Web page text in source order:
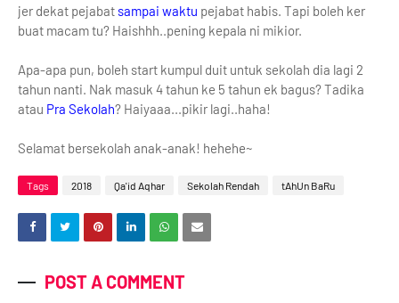
jer dekat pejabat sampai waktu pejabat habis. Tapi boleh ker
buat macam tu? Haishhh..pening kepala ni mikior.
Apa-apa pun, boleh start kumpul duit untuk sekolah dia lagi 2
tahun nanti. Nak masuk 4 tahun ke 5 tahun ek bagus? Tadika
atau Pra Sekolah? Haiyaaa...pikir lagi..haha!
Selamat bersekolah anak-anak! hehehe~
Tags 2018 Qa'id Aqhar Sekolah Rendah tAhUn BaRu
POST A COMMENT